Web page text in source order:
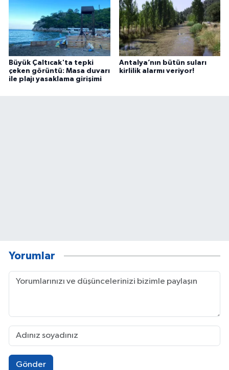
Büyük Çaltıcak'ta tepki
çeken görüntü: Masa duvarı
ile plajı yasaklama girişimi
Antalya’nın bütün suları
kirlilik alarmı veriyor!
Yorumlar
Gönder